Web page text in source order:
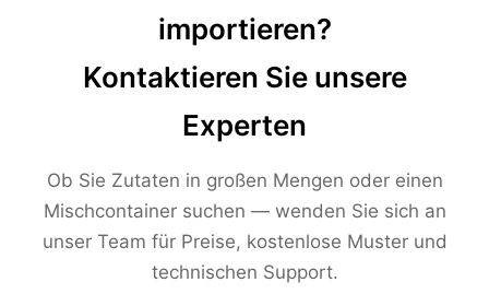
importieren?
Kontaktieren Sie unsere
Experten
Ob Sie Zutaten in großen Mengen oder einen
Mischcontainer suchen — wenden Sie sich an
unser Team für Preise, kostenlose Muster und
technischen Support.